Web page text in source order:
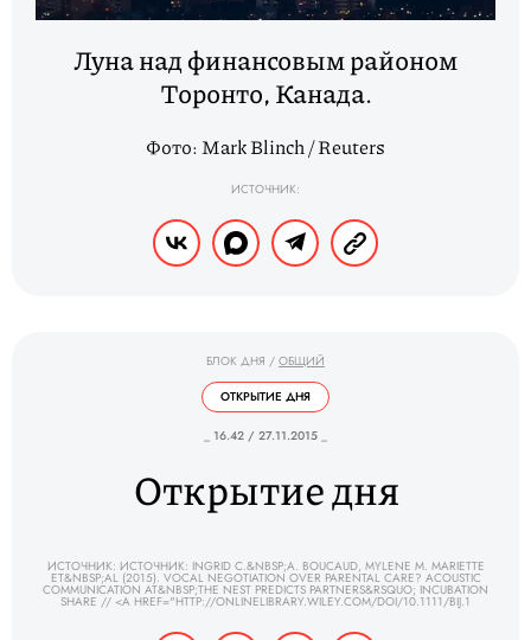
Луна над финансовым районом
Торонто, Канада.
Фото: Mark Blinch / Reuters
ИСТОЧНИК:
БЛОК ДНЯ / ОБЩИЙ
ОТКРЫТИЕ ДНЯ
_ 16.42 / 27.11.2015 _
Открытие дня
ИСТОЧНИК: ИСТОЧНИК: INGRID C.&NBSP;A. BOUCAUD, MYLENE M. MARIETTE
ET&NBSP;AL (2015). VOCAL NEGOTIATION OVER PARENTAL CARE? ACOUSTIC
COMMUNICATION AT&NBSP;THE NEST PREDICTS PARTNERS&RSQUO; INCUBATION
SHARE // <A HREF="HTTP://ONLINELIBRARY.WILEY.COM/DOI/10.1111/BIJ.1